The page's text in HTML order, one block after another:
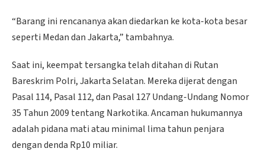
“Barang ini rencananya akan diedarkan ke kota-kota besar
seperti Medan dan Jakarta,” tambahnya.
Saat ini, keempat tersangka telah ditahan di Rutan
Bareskrim Polri, Jakarta Selatan. Mereka dijerat dengan
Pasal 114, Pasal 112, dan Pasal 127 Undang-Undang Nomor
35 Tahun 2009 tentang Narkotika. Ancaman hukumannya
adalah pidana mati atau minimal lima tahun penjara
dengan denda Rp10 miliar.